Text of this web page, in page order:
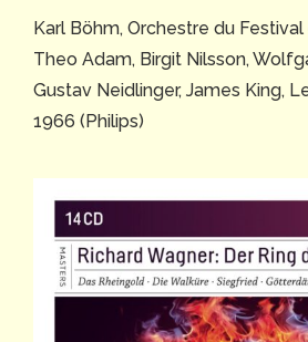
Karl Böhm, Orchestre du
Theo Adam, Birgit Nilsson,
Gustav Neidlinger, James King,
1966 (Philips)